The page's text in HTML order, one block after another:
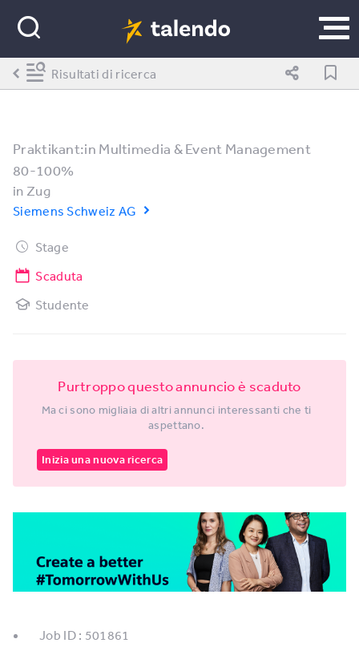
Praktikant:in Multimedia & Event Management
80-100%
in Zug
Siemens Schweiz AG
Stage
Scaduta
Studente
Purtroppo questo annuncio è scaduto
Ma ci sono migliaia di altri annunci interessanti che ti
aspettano.
Inizia una nuova ricerca
Job ID : 501861
Risultati di ricerca